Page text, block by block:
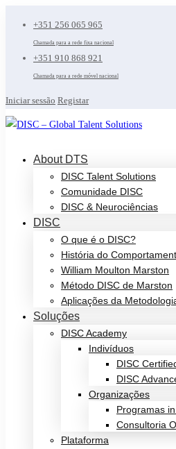
+351 256 065 965
Chamada para a rede fixa nacional
+351 910 868 921
Chamada para a rede móvel nacional
Iniciar sessão Registar
About DTS
DISC Talent Solutions
Comunidade DISC
DISC & Neurociências
DISC
O que é o DISC?
História do
William Moulton Marston
Método DISC de Marston
Aplicações da
Soluções
DISC Academy
Indivíduos
DISC
DISC
Organizações
Programas
Consultoria
Plataforma